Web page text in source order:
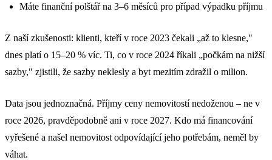
Máte finanční polštář na 3–6 měsíců pro případ výpadku příjmu
Z naší zkušenosti: klienti, kteří v roce 2023 čekali „až to klesne,"
dnes platí o 15–20 % víc. Ti, co v roce 2024 říkali „počkám na nižší
sazby," zjistili, že sazby neklesly a byt mezitím zdražil o milion.
Data jsou jednoznačná. Příjmy ceny nemovitostí nedoženou – ne v
roce 2026, pravděpodobně ani v roce 2027. Kdo má financování
vyřešené a našel nemovitost odpovídající jeho potřebám, neměl by
váhat.